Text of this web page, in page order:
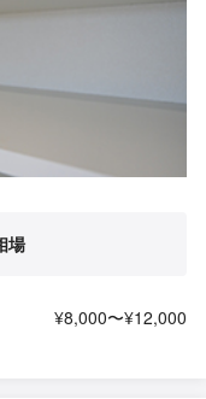
場
¥8,000〜¥12,000